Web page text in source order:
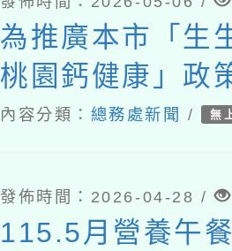
為推廣本市「生
桃園鈣健康」政
持續加強向家長
內容分類： 總務處新聞 / 無
發佈時間：2026-04-28 /
115.5月營養午